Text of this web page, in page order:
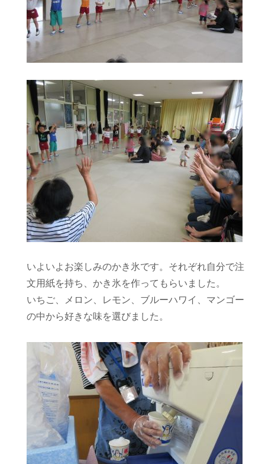
いよいよお楽しみのかき氷です。それぞれ自分で注
文用紙を持ち、かき氷を作ってもらいました。
いちご、メロン、レモン、ブルーハワイ、マンゴー
の中から好きな味を選びました。